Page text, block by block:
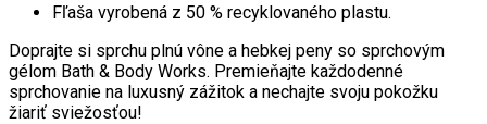
Fľaša vyrobená z 50 % recyklovaného plastu.
Doprajte si sprchu plnú vône a hebkej peny so sprchovým
gélom Bath & Body Works. Premieňajte každodenné
sprchovanie na luxusný zážitok a nechajte svoju pokožku
žiariť sviežosťou!